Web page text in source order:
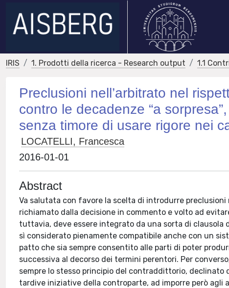
IRIS 1. Prodotti della ricerca - Research output 1.1
Preclusioni nell’arbitrato nel
contro le decadenze “a
senza timore di usare rigore nei
LOCATELLI, Francesca
2016-01-01
Abstract
Va salutata con favore la scelta di introdurre
richiamato dalla decisione in commento e volto ad
tuttavia, deve essere integrato da una sorta di clausola
sì considerato pienamente compatibile anche con un
patto che sia sempre consentito alle parti di poter
successiva al decorso dei termini perentori. Per
sempre lo stesso principio del contraddittorio, declinato
tardive iniziative della controparte, ad imporre però agli